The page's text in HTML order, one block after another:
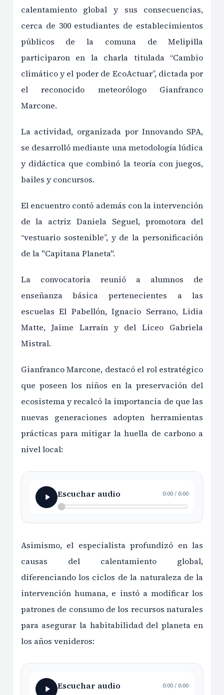
calentamiento global y sus consecuencias,
cerca de 300 estudiantes de establecimientos
públicos de la comuna de Melipilla
participaron en la charla titulada “Cambio
climático y el poder de EcoActuar”, dictada por
el reconocido meteorólogo Gianfranco
Marcone.
La actividad, organizada por Innovando SPA,
se desarrolló mediante una metodología lúdica
y didáctica que combinó la teoría con juegos,
bailes y concursos.
El encuentro contó además con la intervención
de la actriz Daniela Seguel, promotora del
“vestuario sostenible”, y de la personificación
de la "Capitana Planeta".
La convocatoria reunió a alumnos de
enseñanza básica pertenecientes a las
escuelas El Pabellón, Ignacio Serrano, Lidia
Matte, Jaime Larraín y del Liceo Gabriela
Mistral.
Gianfranco Marcone, destacó el rol estratégico
que poseen los niños en la preservación del
ecosistema y recalcó la importancia de que las
nuevas generaciones adopten herramientas
prácticas para mitigar la huella de carbono a
nivel local:
Escuchar audio 0:00/0:00
Asimismo, el especialista profundizó en las
causas del calentamiento global,
diferenciando los ciclos de la naturaleza de la
intervención humana, e instó a modificar los
patrones de consumo de los recursos naturales
para asegurar la habitabilidad del planeta en
los años venideros:
Escuchar audio 0:00/0:00